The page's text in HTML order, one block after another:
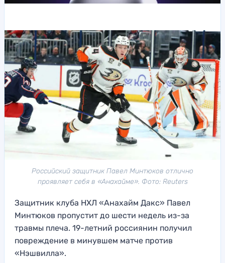
Российский защитник Павел Минтюков отлично
проявляет себя в «Анахайме». Фото: Reuters
Защитник клуба НХЛ «Анахайм Дакс» Павел
Минтюков пропустит до шести недель из-за
травмы плеча. 19-летний россиянин получил
повреждение в минувшем матче против
«Нэшвилла».